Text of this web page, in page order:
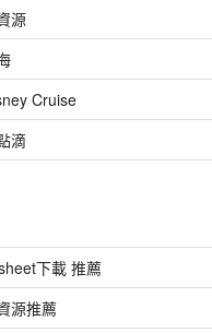
源
Cruise
滴
下載 推薦
源推薦